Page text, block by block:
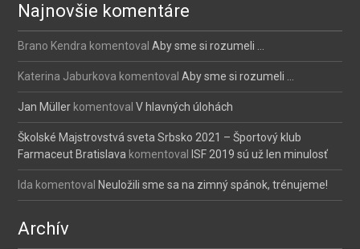
Najnovšie komentáre
Brano Kendra komentovalAby sme si rozumeli …
Katerina Jaburkova komentovalAby sme si rozumeli …
Jan Müller komentovalV hlavných úlohách
Školské Majstrovstvá sveta Srbsko 2021 – Športový klub
Farmaceut Bratislava komentoval ISF 2019 sú už len minulosť
Ida komentoval Neuložili sme sa na zimný spánok, trénujeme!
Archív